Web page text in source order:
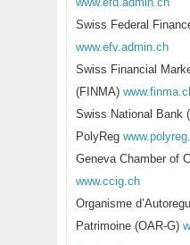
Swiss Federal
www.efv.admin.ch
Swiss Financial
(FINMA)
Swiss National Bank
PolyReg
Geneva Chamber of
www.ccig.ch
Organisme
Patrimoine (OAR-G)